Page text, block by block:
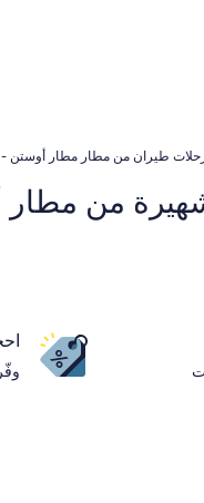
طيران من مطار مطار أوستن -